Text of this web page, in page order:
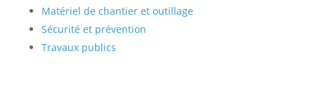
Matériel de chantier et outillage
Sécurité et prévention
Travaux publics